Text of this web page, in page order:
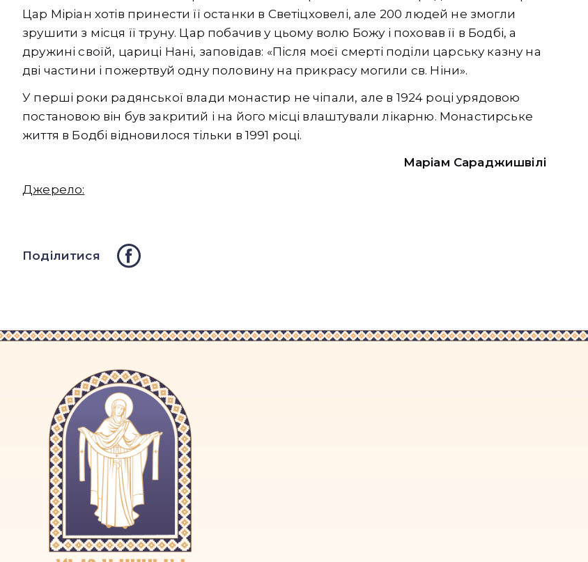
Цар Міріан хотів принести її останки в Светіцховелі, але 200 людей не змогли
зрушити з місця її труну. Цар побачив у цьому волю Божу і поховав її в Бодбі, а
дружині своїй, цариці Нані, заповідав: «Після моєї смерті поділи царську казну на
дві частини і пожертвуй одну половину на прикрасу могили св. Ніни».
У перші роки радянської влади монастир не чіпали, але в 1924 році урядовою
постановою він був закритий і на його місці влаштували лікарню. Монастирське
життя в Бодбі відновилося тільки в 1991 році.
Маріам Сараджишвілі
Джерело:
Поділитися